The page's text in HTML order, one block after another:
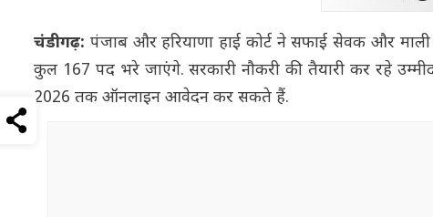
चंडीगढ़: पंजाब और हरियाणा हाई कोर्ट ने सफाई सेवक और
कुल 167 पद भरे जाएंगे. सरकारी नौकरी की तैयारी कर रहे
2026 तक ऑनलाइन आवेदन कर सकते हैं.